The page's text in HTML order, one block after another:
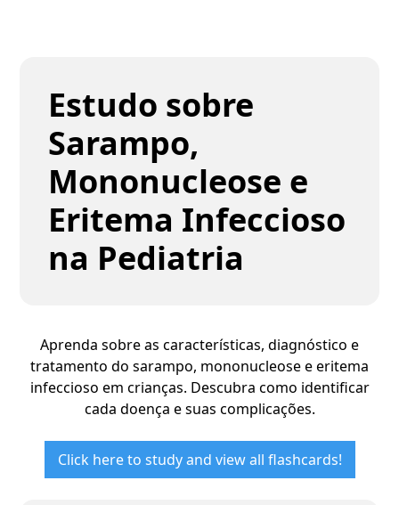
Estudo sobre
Sarampo,
Mononucleose e
Eritema Infeccioso
na Pediatria
Aprenda sobre as características, diagnóstico e
tratamento do sarampo, mononucleose e eritema
infeccioso em crianças. Descubra como identificar
cada doença e suas complicações.
Click here to study and view all flashcards!